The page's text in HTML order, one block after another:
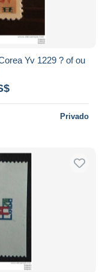
Yv 1229 ? of ou
Privado